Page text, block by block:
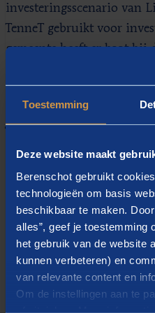
Toestemming
Deze website maakt
Berenschot gebruikt
technologieën om basis
beschikbaar te maken.
alles”, geef je toestemming
het gebruik van de website
kunnen verbeteren) en
van relevante content en
Om de instellingen aan te
investeringsscenario van
TenneT gebruikt voor
gemeente heeft er baat bij
mogelijk aansluit bij haar
ambities.”
Twee redenen
nog niet genoeg zijn om
het stroomnet tot 2030 op
redenen. “Allereerst heeft
hogere ambities op het
Liander in zijn prognose
“Bovendien stappen
van het aardgas af. Dat